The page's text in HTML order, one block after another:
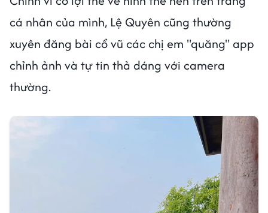
cá nhân của mình, Lệ Quyên cũng thường
xuyên đăng bài cổ vũ các chị em "quăng" app
chỉnh ảnh và tự tin thả dáng với camera
thường.